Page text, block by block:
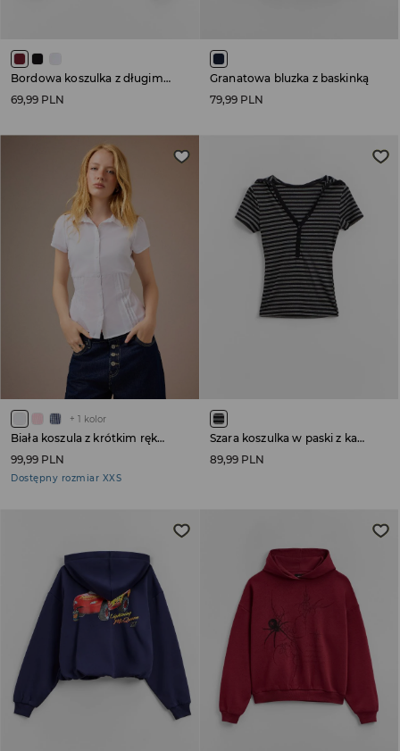
Bordowa koszulka z długim rękawem i koronkowymi wstawkami
69,99 PLN
Granatowa bluzka z baskinką
79,99 PLN
+ 1 kolor
Biała koszula z krótkim rękawem i wiązaniem na tyle
99,99 PLN
Dostępny rozmiar XXS
Szara koszulka w paski z kapturem
89,99 PLN